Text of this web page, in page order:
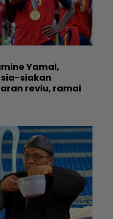
Yamal,
siakan
reviu, ramai